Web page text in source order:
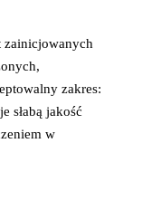
zainicjowanych
zakres:
słabą jakość
w